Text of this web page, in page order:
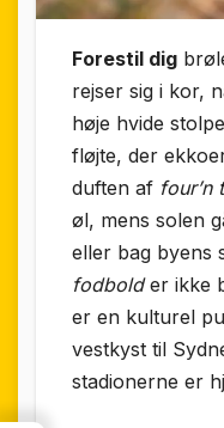
Forestil dig
rejser sig i kor,
høje hvide
fløjte, der
duften af four’n
øl, mens solen
eller bag byens
fodbolder ikke
er en kulturel
vestkyst til
stadionerne er